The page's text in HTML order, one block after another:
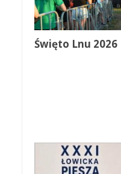
Święto Lnu 2026